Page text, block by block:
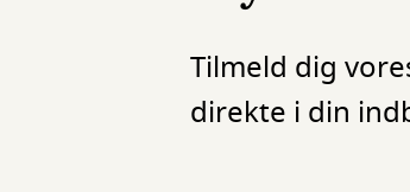
Tilmeld dig
direkte i din